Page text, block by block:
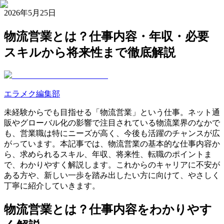
2026年5月25日
物流営業とは？仕事内容・年収・必要
スキルから将来性まで徹底解説
エラメク編集部
未経験からでも目指せる「物流営業」という仕事。ネット通
販やグローバル化の影響で注目されている物流業界のなかで
も、営業職は特にニーズが高く、今後も活躍のチャンスが広
がっています。本記事では、物流営業の基本的な仕事内容か
ら、求められるスキル、年収、将来性、転職のポイントま
で、わかりやすく解説します。これからのキャリアに不安が
ある方や、新しい一歩を踏み出したい方に向けて、やさしく
丁寧に紹介していきます。
物流営業とは？仕事内容をわかりやす